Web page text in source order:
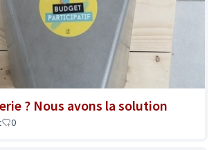
? Nous avons la solution
0